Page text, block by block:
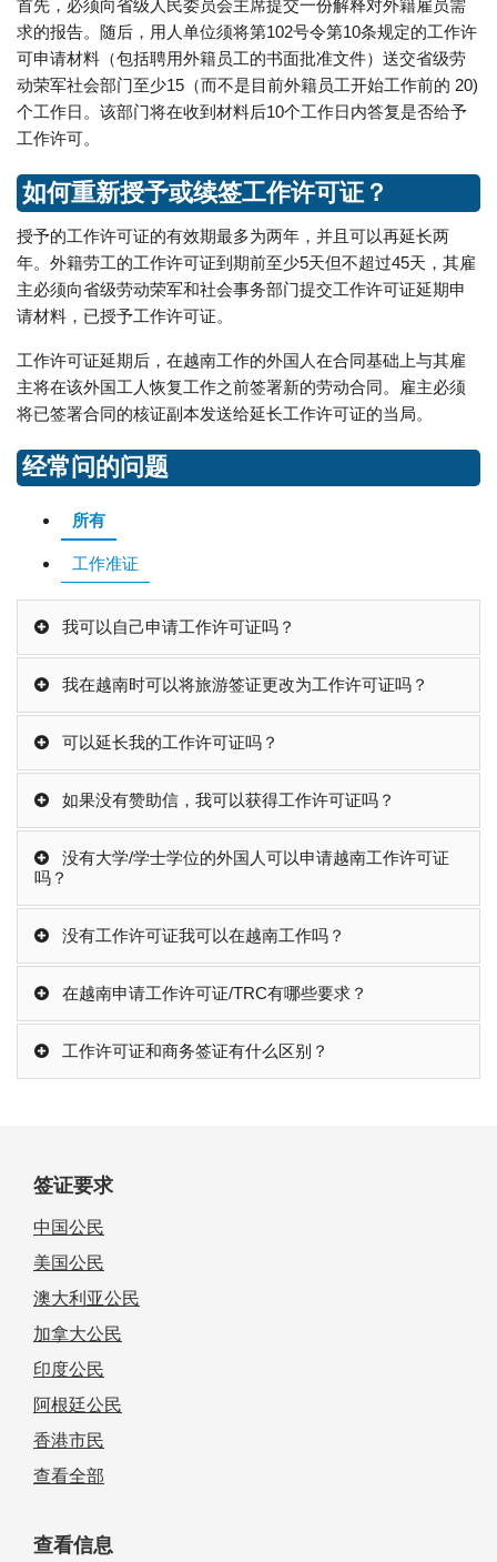
首先，必须向省级人民委员会主席提交一份解释对外籍雇员需
求的报告。随后，用人单位须将第102号令第10条规定的工作许
可申请材料（包括聘用外籍员工的书面批准文件）送交省级劳
动荣军社会部门至少15（而不是目前外籍员工开始工作前的 20)
个工作日。该部门将在收到材料后10个工作日内答复是否给予
工作许可。
如何重新授予或续签工作许可证？
授予的工作许可证的有效期最多为两年，并且可以再延长两
年。外籍劳工的工作许可证到期前至少5天但不超过45天，其雇
主必须向省级劳动荣军和社会事务部门提交工作许可证延期申
请材料，已授予工作许可证。
工作许可证延期后，在越南工作的外国人在合同基础上与其雇
主将在该外国工人恢复工作之前签署新的劳动合同。雇主必须
将已签署合同的核证副本发送给延长工作许可证的当局。
经常问的问题
所有
工作准证
我可以自己申请工作许可证吗？
我在越南时可以将旅游签证更改为工作许可证吗？
可以延长我的工作许可证吗？
如果没有赞助信，我可以获得工作许可证吗？
没有大学/学士学位的外国人可以申请越南工作许可证
吗？
没有工作许可证我可以在越南工作吗？
在越南申请工作许可证/TRC有哪些要求？
工作许可证和商务签证有什么区别？
签证要求
中国公民
美国公民
澳大利亚公民
加拿大公民
印度公民
阿根廷公民
香港市民
查看全部
查看信息